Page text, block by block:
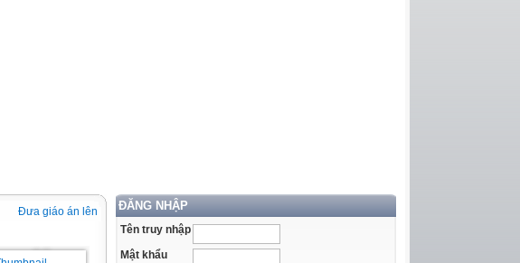
ĐĂNG NHẬP
Tên truy nhập
Mật khẩu
Đưa giáo án lên